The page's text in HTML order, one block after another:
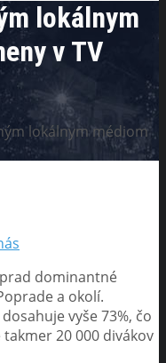
lokálnym
v TV
lokálnym médiom
dominantné
a okolí.
vyše 73%, čo
20 000 divákov